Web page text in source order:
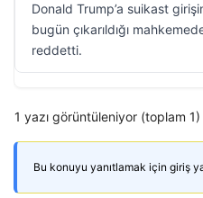
Donald Trump’a suikast
bugün çıkarıldığı
reddetti.
1 yazı görüntüleniyor (toplam 1)
Bu konuyu yanıtlamak için giriş